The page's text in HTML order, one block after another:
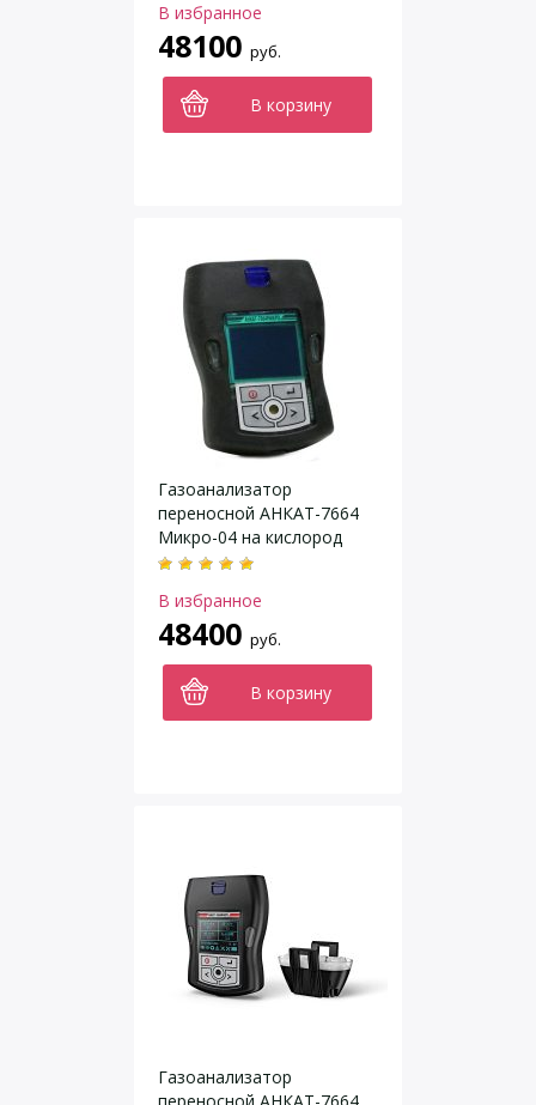
В избранное
48100 руб.
В корзину
Газоанализатор
переносной АНКАТ-7664
Микро-04 на кислород
(O2) и горючий газ (Ex)
В избранное
48400 руб.
В корзину
Газоанализатор